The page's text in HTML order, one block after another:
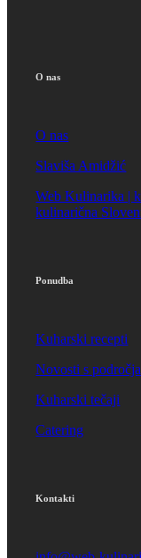
O nas
O nas
Slaviša Amidžić
Web Kulinarika |
kulinarična
Ponudba
Kuharski recepti
Novosti s
Kuharski tečaji
Catering
Kontakti